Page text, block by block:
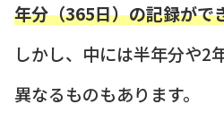
年分（365日）の記録がで
しかし、中には半年分や2
異なるものもあります。